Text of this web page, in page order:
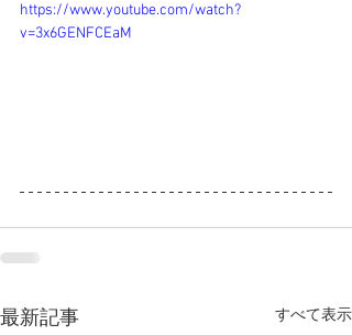
https://www.youtube.com/watch?
v=3x6GENFCEaM
最新記事 すべて表示